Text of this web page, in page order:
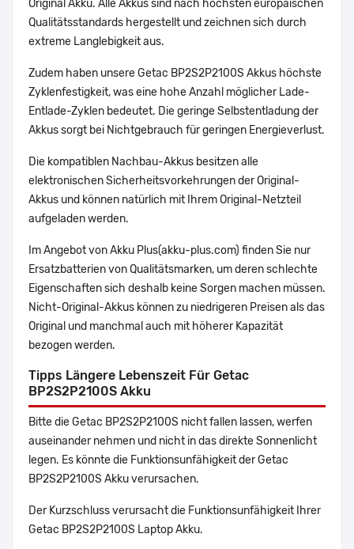
Original Akku. Alle Akkus sind nach höchsten europäischen
Qualitätsstandards hergestellt und zeichnen sich durch
extreme Langlebigkeit aus.
Zudem haben unsere Getac BP2S2P2100S Akkus höchste
Zyklenfestigkeit, was eine hohe Anzahl möglicher Lade-
Entlade-Zyklen bedeutet. Die geringe Selbstentladung der
Akkus sorgt bei Nichtgebrauch für geringen Energieverlust.
Die kompatiblen Nachbau-Akkus besitzen alle
elektronischen Sicherheitsvorkehrungen der Original-
Akkus und können natürlich mit Ihrem Original-Netzteil
aufgeladen werden.
Im Angebot von Akku Plus(akku-plus.com) finden Sie nur
Ersatzbatterien von Qualitätsmarken, um deren schlechte
Eigenschaften sich deshalb keine Sorgen machen müssen.
Nicht-Original-Akkus können zu niedrigeren Preisen als das
Original und manchmal auch mit höherer Kapazität
bezogen werden.
Tipps Längere Lebenszeit Für Getac
BP2S2P2100S Akku
Bitte die Getac BP2S2P2100S nicht fallen lassen, werfen
auseinander nehmen und nicht in das direkte Sonnenlicht
legen. Es könnte die Funktionsunfähigkeit der Getac
BP2S2P2100S Akku verursachen.
Der Kurzschluss verursacht die Funktionsunfähigkeit Ihrer
Getac BP2S2P2100S Laptop Akku.